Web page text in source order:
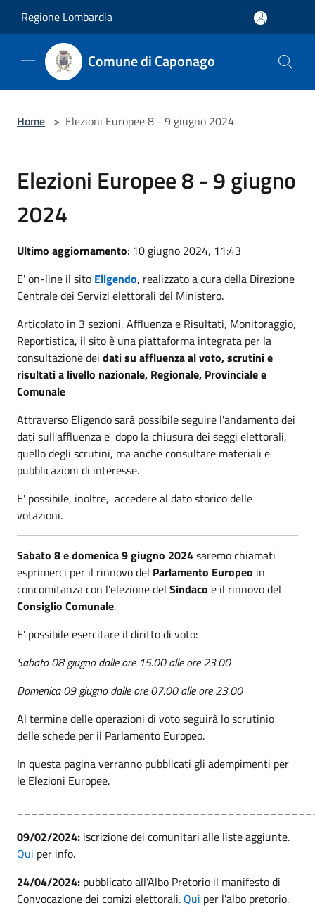
Regione Lombardia
Comune di Caponago
Home > Elezioni Europee 8 - 9 giugno 2024
Elezioni Europee 8 - 9 giugno
2024
Ultimo aggiornamento: 10 giugno 2024, 11:43
E' on-line il sito Eligendo, realizzato a cura della Direzione
Centrale dei Servizi elettorali del Ministero.
Articolato in 3 sezioni, Affluenza e Risultati, Monitoraggio,
Reportistica, il sito è una piattaforma integrata per la
consultazione dei dati su affluenza al voto, scrutini e
risultati a livello nazionale, Regionale, Provinciale e
Comunale
Attraverso Eligendo sarà possibile seguire l'andamento dei
dati sull'affluenza e dopo la chiusura dei seggi elettorali,
quello degli scrutini, ma anche consultare materiali e
pubblicazioni di interesse.
E' possibile, inoltre, accedere al dato storico delle
votazioni.
Sabato 8 e domenica 9 giugno 2024saremo chiamati
esprimerci per il rinnovo del Parlamento Europeo in
concomitanza con l'elezione del Sindaco e il rinnovo del
Consiglio Comunale.
E' possibile esercitare il diritto di voto:
Sabato 08 giugno dalle ore 15.00 alle ore 23.00
Domenica 09 giugno dalle ore 07.00 alle ore 23.00
Al termine delle operazioni di voto seguirà lo scrutinio
delle schede per il Parlamento Europeo.
In questa pagina verranno pubblicati gli adempimenti per
le Elezioni Europee.
09/02/2024: iscrizione dei comunitari alle liste aggiunte.
Qui per info.
24/04/2024: pubblicato all'Albo Pretorio il manifesto di
Convocazione dei comizi elettorali. Qui per l'albo pretorio.